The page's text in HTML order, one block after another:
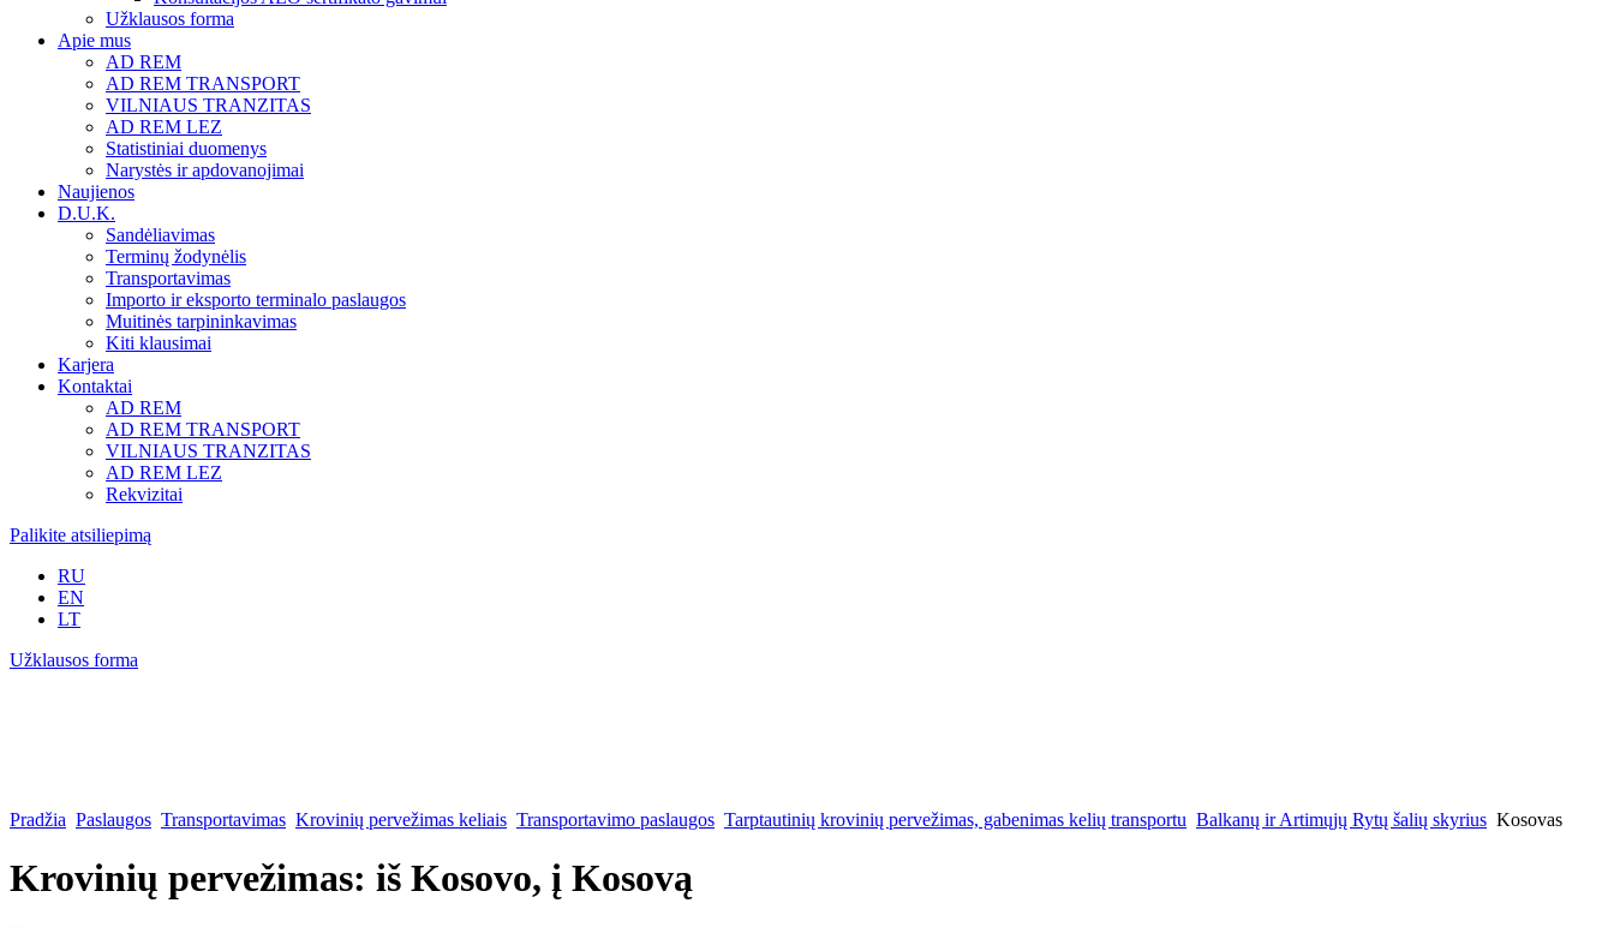
Užklausos forma
Apie mus
AD REM
AD REM TRANSPORT
VILNIAUS TRANZITAS
AD REM LEZ
Statistiniai duomenys
Narystės ir apdovanojimai
Naujienos
D.U.K.
Sandėliavimas
Terminų žodynėlis
Transportavimas
Importo ir eksporto terminalo paslaugos
Muitinės tarpininkavimas
Kiti klausimai
Karjera
Kontaktai
AD REM
AD REM TRANSPORT
VILNIAUS TRANZITAS
AD REM LEZ
Rekvizitai
Palikite atsiliepimą
RU
EN
LT
Užklausos forma
Pradžia Paslaugos Transportavimas Krovinių pervežimas keliais Transportavimo paslaugos Tarptautinių krovinių pervežimas, gabenimas kelių transportu Balkanų ir Artimųjų Rytų šalių skyrius Kosovas
Krovinių pervežimas: iš Kosovo, į Kosovą